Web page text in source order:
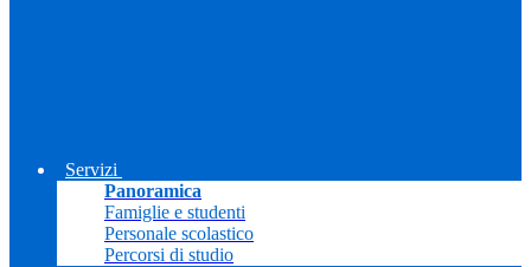
Servizi
Panoramica
Famiglie e studenti
Personale scolastico
Percorsi di studio